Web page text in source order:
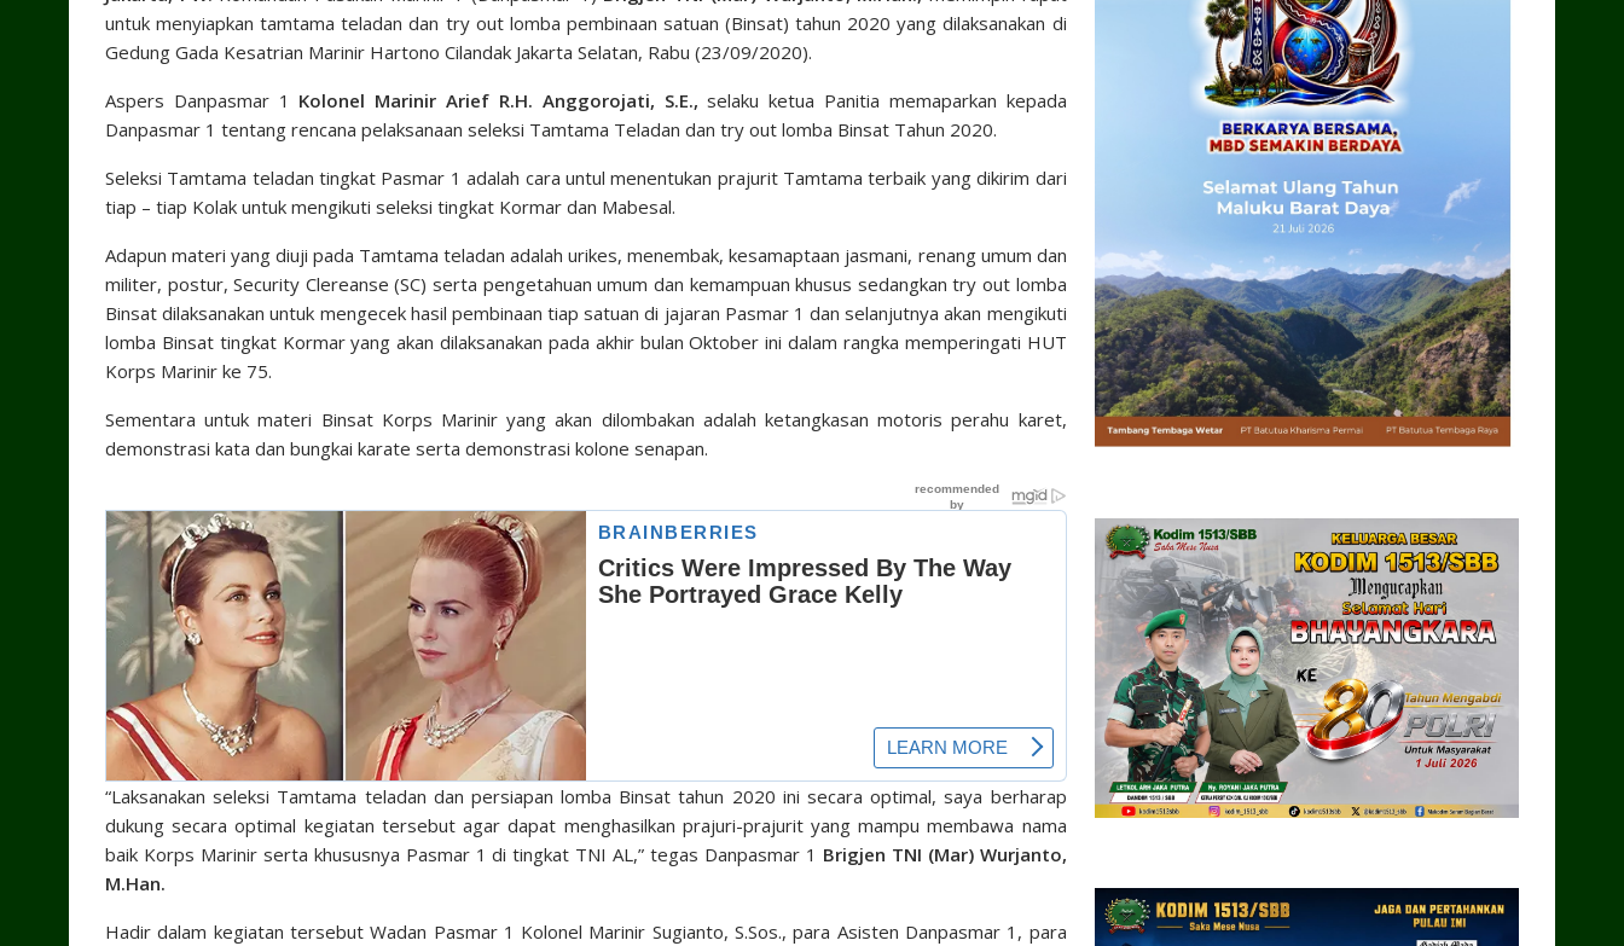
untuk menyiapkan tamtama teladan dan try out lomba pembinaan satuan (Binsat) tahun 2020 yang dilaksanakan di
Gedung Gada Kesatrian Marinir Hartono Cilandak Jakarta Selatan, Rabu (23/09/2020).
Aspers Danpasmar 1 Kolonel Marinir Arief R.H. Anggorojati, S.E., selaku ketua Panitia memaparkan kepada
Danpasmar 1 tentang rencana pelaksanaan seleksi Tamtama Teladan dan try out lomba Binsat Tahun 2020.
Seleksi Tamtama teladan tingkat Pasmar 1 adalah cara untul menentukan prajurit Tamtama terbaik yang dikirim dari
tiap – tiap Kolak untuk mengikuti seleksi tingkat Kormar dan Mabesal.
Adapun materi yang diuji pada Tamtama teladan adalah urikes, menembak, kesamaptaan jasmani, renang umum dan
militer, postur, Security Clereanse (SC) serta pengetahuan umum dan kemampuan khusus sedangkan try out lomba
Binsat dilaksanakan untuk mengecek hasil pembinaan tiap satuan di jajaran Pasmar 1 dan selanjutnya akan mengikuti
lomba Binsat tingkat Kormar yang akan dilaksanakan pada akhir bulan Oktober ini dalam rangka memperingati HUT
Korps Marinir ke 75.
Sementara untuk materi Binsat Korps Marinir yang akan dilombakan adalah ketangkasan motoris perahu karet,
demonstrasi kata dan bungkai karate serta demonstrasi kolone senapan.
“Laksanakan seleksi Tamtama teladan dan persiapan lomba Binsat tahun 2020 ini secara optimal, saya berharap
dukung secara optimal kegiatan tersebut agar dapat menghasilkan prajuri-prajurit yang mampu membawa nama
baik Korps Marinir serta khususnya Pasmar 1 di tingkat TNI AL,” tegas Danpasmar 1 Brigjen TNI (Mar) Wurjanto,
M.Han.
Hadir dalam kegiatan tersebut Wadan Pasmar 1 Kolonel Marinir Sugianto, S.Sos., para Asisten Danpasmar 1, para